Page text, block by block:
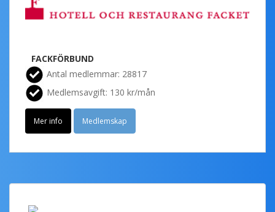
FACKFÖRBUND
Antal medlemmar: 28817
Medlemsavgift: 130 kr/mån
Mer info Medlemskap